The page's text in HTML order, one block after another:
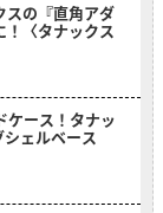
スの『直角アダ
！〈タナックス
ケース！タナッ
ェルベース